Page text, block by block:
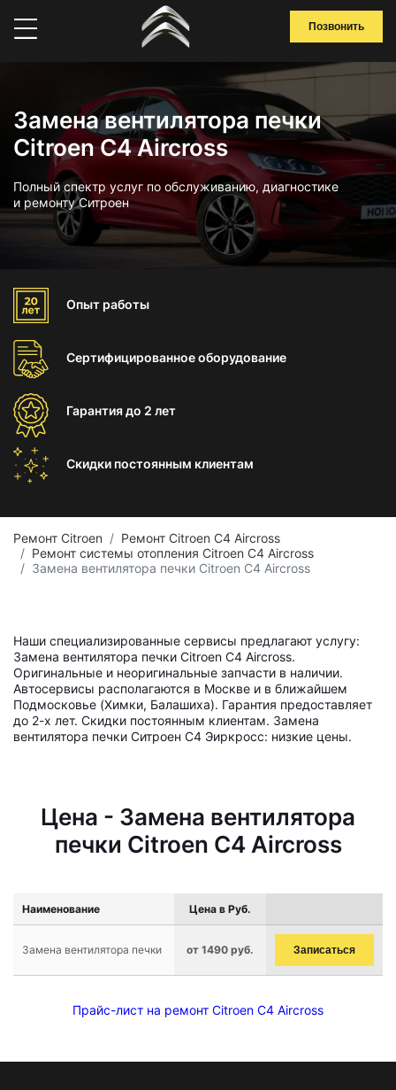
Позвонить
Замена вентилятора печки
Citroen C4 Aircross
Полный спектр услуг по обслуживанию, диагностике
и ремонту Ситроен
Опыт работы
Сертифицированноеоборудование
Гарантиядо 2 лет
Скидки постоянным клиентам
Ремонт Citroen
Ремонт Citroen C4 Aircross
Ремонт системы отопления Citroen C4 Aircross
Замена вентилятора печки Citroen C4 Aircross
Наши специализированные сервисы предлагают услугу:
Замена вентилятора печки Citroen C4 Aircross.
Оригинальные и неоригинальные запчасти в наличии.
Автосервисы располагаются в Москве и в ближайшем
Подмосковье (Химки, Балашиха). Гарантия предоставляет
до 2-х лет. Скидки постоянным клиентам. Замена
вентилятора печки Ситроен С4 Эиркросс: низкие цены.
Цена - Замена вентилятора
печки Citroen C4 Aircross
Наименование Цена в Руб.
Замена вентилятора печки от 1490 руб. Записаться
Прайс-лист на ремонт Citroen C4 Aircross